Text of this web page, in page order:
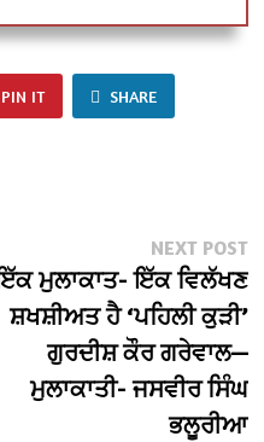
PIN IT SHARE
NEXT POST
ਮੁਲਾਕਾਤ- ਇੱਕ ਵਿਲੱਖਣ
ਸ਼ਖਸ਼ੀਅਤ ਹੈ ‘ਪਹਿਲੀ ਕੁੜੀ’
ਗੁਰਦੀਸ਼ ਕੌਰ ਗਰੇਵਾਲ—
ਮੁਲਾਕਾਤੀ- ਜਸਵੀਰ ਸਿੰਘ
ਭਲੂਰੀਆ